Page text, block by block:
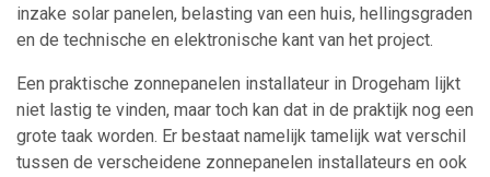
inzake solar panelen, belasting van een huis, hellingsgraden
en de technische en elektronische kant van het project.
Een praktische zonnepanelen installateur in Drogeham lijkt
niet lastig te vinden, maar toch kan dat in de praktijk nog een
grote taak worden. Er bestaat namelijk tamelijk wat verschil
tussen de verscheidene zonnepanelen installateurs en ook